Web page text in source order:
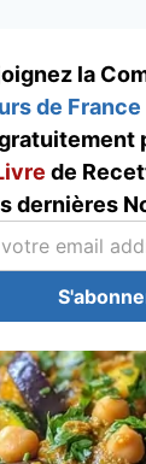
la
de France
de
dernières